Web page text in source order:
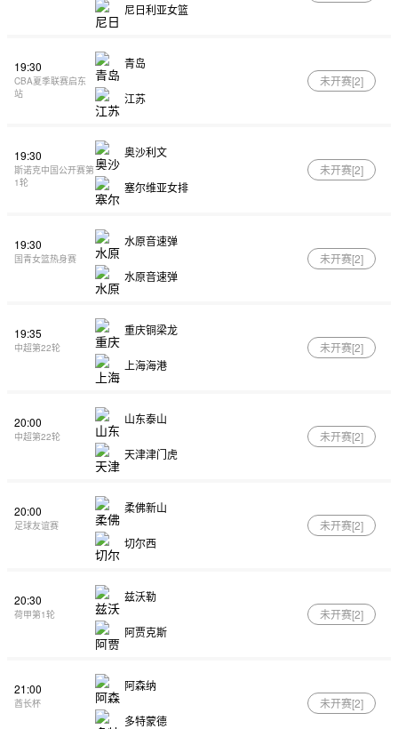
尼日利亚女篮
19:30
CBA夏季联赛启东
站
青岛
江苏
未开赛[2]
19:30
斯诺克中国公开赛第
1轮
奥沙利文
塞尔维亚女排
未开赛[2]
19:30
国青女篮热身赛
水原音速弹
水原音速弹
未开赛[2]
19:35
中超第22轮
重庆铜梁龙
上海海港
未开赛[2]
20:00
中超第22轮
山东泰山
天津津门虎
未开赛[2]
20:00
足球友谊赛
柔佛新山
切尔西
未开赛[2]
20:30
荷甲第1轮
兹沃勒
阿贾克斯
未开赛[2]
21:00
酋长杯
阿森纳
多特蒙德
未开赛[2]